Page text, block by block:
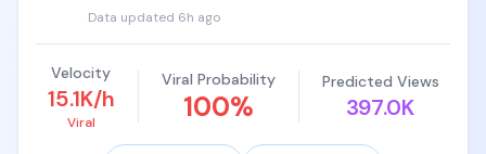
Data updated 6h ago
Velocity
15.1K/h
Viral
Viral Probability
100%
Predicted Views
397.0K